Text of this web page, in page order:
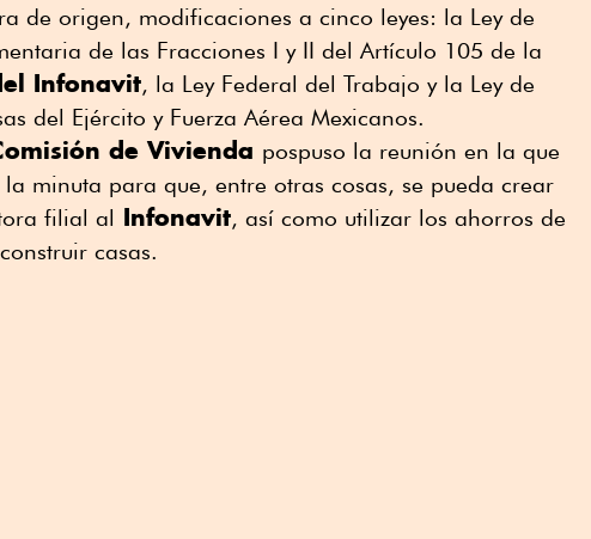
de origen, modificaciones a cinco leyes: la Ley de
de las Fracciones I y II del Artículo 105 de la
Infonavit, la Ley Federal del Trabajo y la Ley de
del Ejército y Fuerza Aérea Mexicanos.
de Vivienda pospuso la reunión en la que
minuta para que, entre otras cosas, se pueda crear
filial al Infonavit, así como utilizar los ahorros de
casas.